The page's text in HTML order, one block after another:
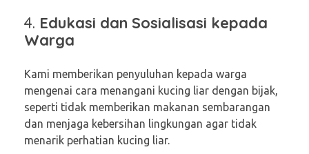
4. Edukasi dan Sosialisasi kepada
Warga
Kami memberikan penyuluhan kepada warga
mengenai cara menangani kucing liar dengan bijak,
seperti tidak memberikan makanan sembarangan
dan menjaga kebersihan lingkungan agar tidak
menarik perhatian kucing liar.